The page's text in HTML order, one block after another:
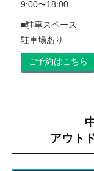
9:00〜18:00
■駐車スペース
駐車場あり
ご予約はこちら
アウト